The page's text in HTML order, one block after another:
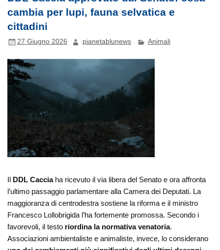
cambia per lupi, fauna selvatica e
cittadini
27 Giugno 2026 pianetablunews Animali
Il DDL Cacciaha ricevuto il via libera del Senato e ora affronta
l’ultimo passaggio parlamentare alla Camera dei Deputati. La
maggioranza di centrodestra sostiene la riforma e il ministro
Francesco Lollobrigida l’ha fortemente promossa. Secondo i
favorevoli, il testo riordina la normativa venatoria.
Associazioni ambientaliste e animaliste, invece, lo considerano